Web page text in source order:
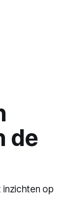
de
inzichten op